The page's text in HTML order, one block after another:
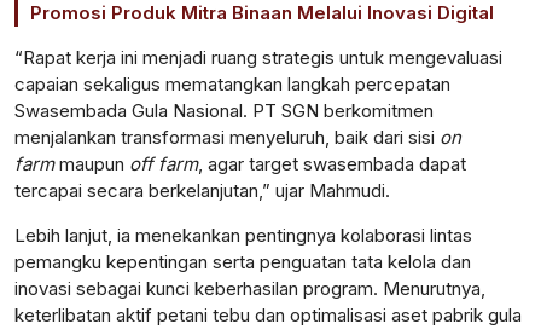
Promosi Produk Mitra Binaan Melalui Inovasi Digital
“Rapat kerja ini menjadi ruang strategis untuk mengevaluasi
capaian sekaligus mematangkan langkah percepatan
Swasembada Gula Nasional. PT SGN berkomitmen
menjalankan transformasi menyeluruh, baik dari sisi on
farmmaupun off farm, agar target swasembada dapat
tercapai secara berkelanjutan,” ujar Mahmudi.
Lebih lanjut, ia menekankan pentingnya kolaborasi lintas
pemangku kepentingan serta penguatan tata kelola dan
inovasi sebagai kunci keberhasilan program. Menurutnya,
keterlibatan aktif petani tebu dan optimalisasi aset pabrik gula